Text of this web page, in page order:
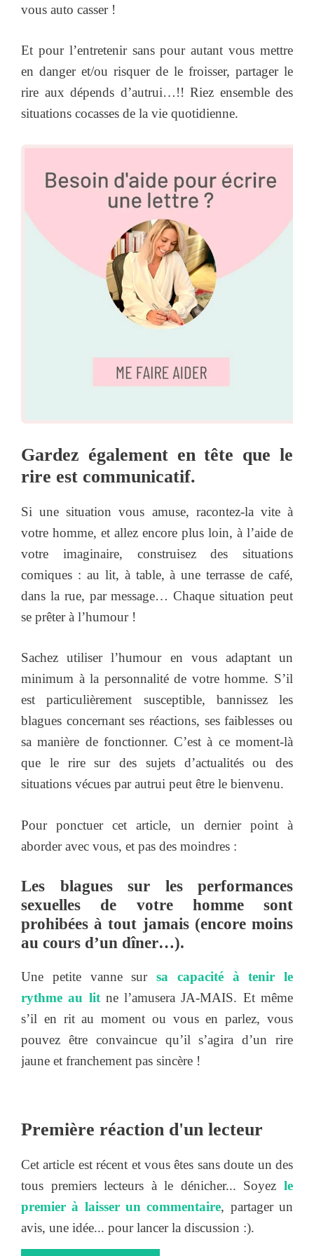
vous auto casser !
Et pour l’entretenir sans pour autant vous mettre
en danger et/ou risquer de le froisser, partager le
rire aux dépends d’autrui…!! Riez ensemble des
situations cocasses de la vie quotidienne.
Gardez également en tête que le
rire est communicatif.
Si une situation vous amuse, racontez-la vite à
votre homme, et allez encore plus loin, à l’aide de
votre imaginaire, construisez des situations
comiques : au lit, à table, à une terrasse de café,
dans la rue, par message… Chaque situation peut
se prêter à l’humour !
Sachez utiliser l’humour en vous adaptant un
minimum à la personnalité de votre homme. S’il
est particulièrement susceptible, bannissez les
blagues concernant ses réactions, ses faiblesses ou
sa manière de fonctionner. C’est à ce moment-là
que le rire sur des sujets d’actualités ou des
situations vécues par autrui peut être le bienvenu.
Pour ponctuer cet article, un dernier point à
aborder avec vous, et pas des moindres :
Les blagues sur les performances
sexuelles de votre homme sont
prohibées à tout jamais (encore moins
au cours d’un dîner…).
Une petite vanne sur sa capacité à tenir le
rythme au litne l’amusera JA-MAIS. Et même
s’il en rit au moment ou vous en parlez, vous
pouvez être convaincue qu’il s’agira d’un rire
jaune et franchement pas sincère !
Première réaction d'un lecteur
Cet article est récent et vous êtes sans doute un des
tous premiers lecteurs à le dénicher... Soyez le
premier à laisser un commentaire, partager un
avis, une idée... pour lancer la discussion :).